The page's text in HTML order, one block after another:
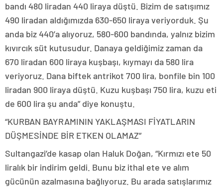
bandı 480 liradan 440 liraya düştü. Bizim de satışımız
490 liradan aldığımızda 630-650 liraya veriyorduk. Şu
anda biz 440’a alıyoruz, 580-600 bandında, yalnız bizim
kıvırcık süt kutusudur. Danaya geldiğimiz zaman da
670 liradan 600 liraya kuşbaşı, kıymayı da 580 lira
veriyoruz. Dana biftek antrikot 700 lira, bonfile bin 100
liradan 900 liraya düştü. Kuzu kuşbaşı 750 lira, kuzu eti
de 600 lira şu anda” diye konuştu.
“KURBAN BAYRAMININ YAKLAŞMASI FİYATLARIN
DÜŞMESİNDE BİR ETKEN OLAMAZ”
Sultangazi’de kasap olan Haluk Doğan, “Kırmızı ete 50
liralık bir indirim geldi. Bunu biz ithal ete ve alım
gücünün azalmasına bağlıyoruz. Bu arada satışlarımız